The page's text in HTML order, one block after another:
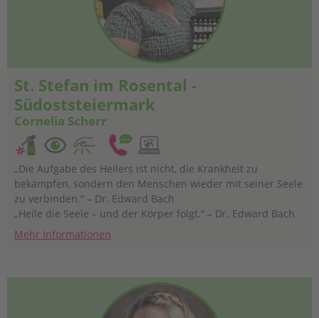
St. Stefan im Rosental -
Südoststeiermark
Cornelia Scherr
„Die Aufgabe des Heilers ist nicht, die Krankheit zu
bekämpfen, sondern den Menschen wieder mit seiner Seele
zu verbinden.“ – Dr. Edward Bach
„Heile die Seele – und der Körper folgt.“ – Dr. Edward Bach
Mehr Informationen